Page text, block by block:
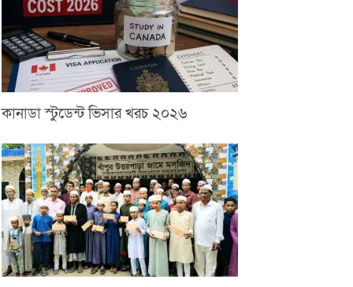
কানাডা স্টুডেন্ট ভিসার খরচ ২০২৬